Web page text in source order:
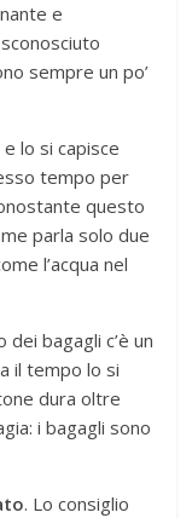
e
sempre un po’
lo si capisce
tempo per
questo
parla solo due
l’acqua nel
bagagli c’è un
il tempo lo si
dura oltre
i bagagli sono
. Lo consiglio